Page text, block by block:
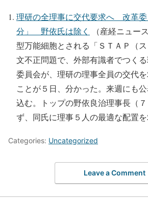
理研の全理事に交代要求へ 改革
分」 野依氏は除く
（産経ニュー
型万能細胞とされる「ＳＴＡＰ（
文不正問題で、外部有識者でつく
委員会が、理研の理事全員の交代
ことが５日、分かった。来週にも
込む。トップの野依良治理事長（
ず、同氏に理事５人の最適な配置を
Categories: Uncategorized
Leave a Comment